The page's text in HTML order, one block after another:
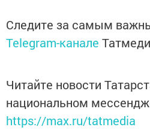
Следите за самым
Telegram-канале
Читайте новости
национальном
https://max.ru/tatmedia